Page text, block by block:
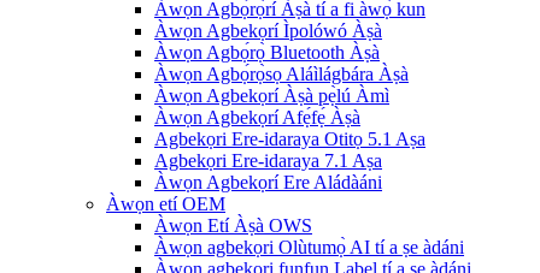
Àwọn Agbọ́rọ̀rí Àṣà tí a fi àwọ̀ kun
Àwọn Agbekọrí Ìpolówó Àṣà
Àwọn Agbọ́rọ̀ Bluetooth Àṣà
Àwọn Agbọ́rọ̀sọ Aláìlágbára Àṣà
Àwọn Agbekọrí Àṣà pẹ̀lú Àmì
Àwọn Agbekọrí Afẹ́fẹ́ Àṣà
Agbekọri Ere-idaraya Otitọ 5.1 Aṣa
Agbekọri Ere-idaraya 7.1 Aṣa
Àwọn Agbekọrí Ere Aládàáni
Àwọn etí OEM
Àwọn Etí Àṣà OWS
Àwọn agbekọri Olùtumọ̀ AI tí a ṣe àdáni
Àwọn agbekọri funfun Label tí a ṣe àdáni